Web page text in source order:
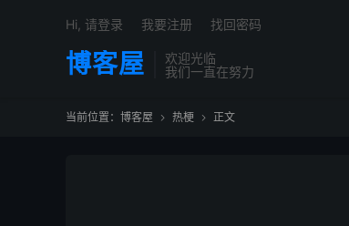
博客屋
欢迎光临
我们一直在努力
Hi, 请登录 我要注册 找回密码
当前位置： 博客屋  热梗  正文